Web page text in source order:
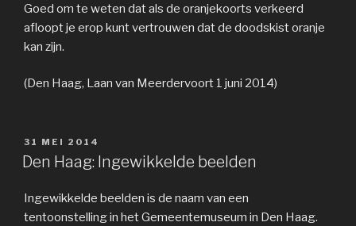
Goed om te weten dat als de oranjekoorts verkeerd
afloopt je erop kunt vertrouwen dat de doodskist oranje
kan zijn.
(Den Haag, Laan van Meerdervoort 1 juni 2014)
GEPLAATST
OP
31 MEI 2014
Den Haag: Ingewikkelde beelden
Ingewikkelde beelden is de naam van een
tentoonstelling in het Gemeentemuseum in Den Haag.